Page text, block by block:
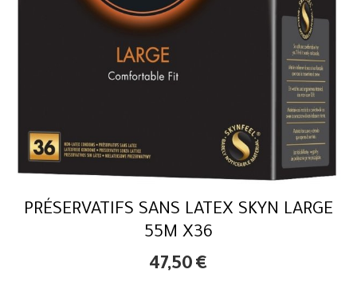
PRÉSERVATIFS SANS LATEX SKYN LARGE
55M X36
47,50 €